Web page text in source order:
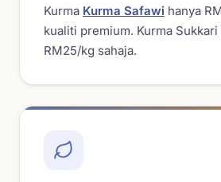
Kurma Kurma Safawi hanya
kualiti premium. Kurma
RM25/kg sahaja.